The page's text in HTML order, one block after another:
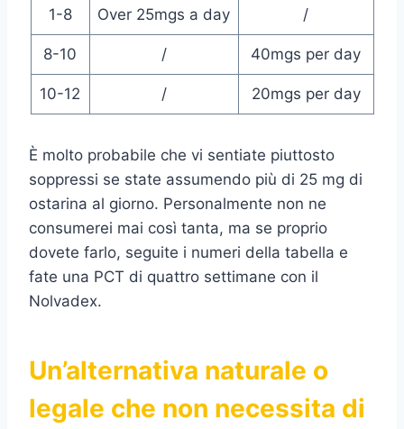
1-8 Over 25mgs a day /
8-10 / 40mgs per day
10-12 / 20mgs per day
È molto probabile che vi sentiate piuttosto
soppressi se state assumendo più di 25 mg di
ostarina al giorno. Personalmente non ne
consumerei mai così tanta, ma se proprio
dovete farlo, seguite i numeri della tabella e
fate una PCT di quattro settimane con il
Nolvadex.
Un’alternativa naturale o
legale che non necessita di